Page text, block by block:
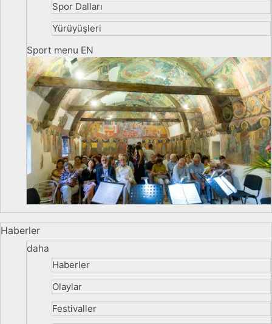
Spor Dalları
Yürüyüşleri
Sport menu EN
Haberler
daha
Haberler
Olaylar
Festivaller